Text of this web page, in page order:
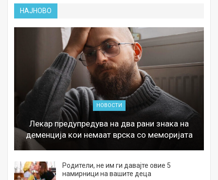
НАЈНОВО
НОВОСТИ
Лекар предупредува на два рани знака на
деменција кои немаат врска со меморијата
Родители, не им ги давајте овие 5
намирници на вашите деца